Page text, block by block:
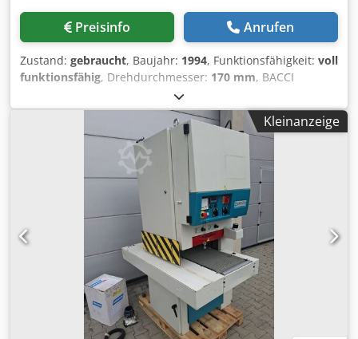
Preisinfo Anrufen
Zustand: gebraucht, Baujahr: 1994, Funktionsfähigkeit: voll
funktionsfähig, Drehdurchmesser: 170 mm, BACCI
KOPIERDREHMASCHINE MOD. T4MO - Max.
Arbeitsdurchmesser: 170 mm - Max. Arbeitslänge: 1000
mm Dksdpfx Asx Rw Iyjiaer - 4 Spindeln (2 rechts, 2 links) -
Längsschleifeinheit - Becherdurchmesser: 35 mm -
Kleinanzeige